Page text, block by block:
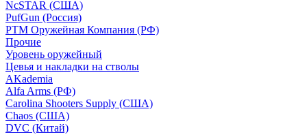
NcSTAR (США)
PufGun (Россия)
РТМ Оружейная Компания (РФ)
Прочие
Уровень оружейный
Цевья и накладки на стволы
AKademia
Alfa Arms (РФ)
Carolina Shooters Supply (США)
Chaos (США)
DVC (Китай)